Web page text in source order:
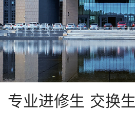
专业进修生 交换生